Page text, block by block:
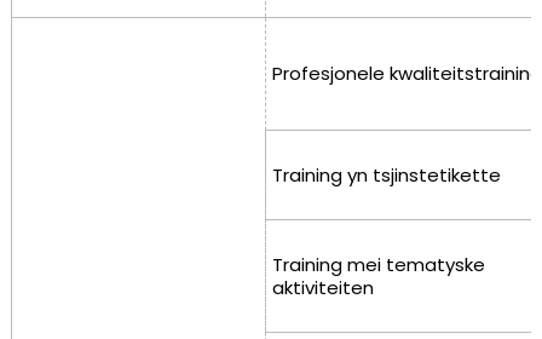
Profesjonele kwaliteitstraining
Training yn tsjinstetikette
Training mei tematyske
aktiviteiten